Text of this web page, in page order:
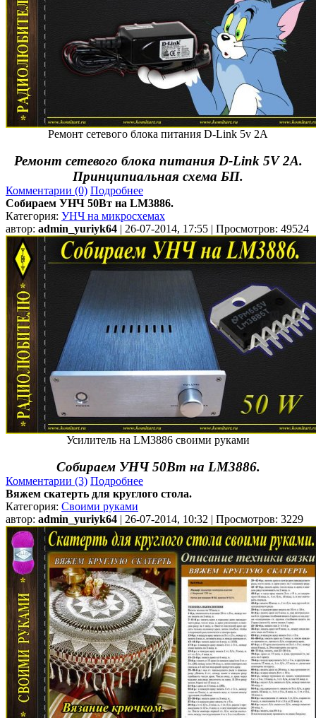
Ремонт сетевого блока питания D-Link 5v 2A
Ремонт сетевого блока питания D-Link 5V 2A.
Принципиальная схема БП.
Комментарии (0) Подробнее
Собираем УНЧ 50Вт на LM3886.
Категория: УНЧ на микросхемах
автор: admin_yuriyk64 | 26-07-2014, 17:55 | Просмотров: 49524
Усилитель на LM3886 своими руками
Собираем УНЧ 50Вт на LM3886.
Комментарии (3) Подробнее
Вяжем скатерть для круглого стола.
Категория: Своими руками
автор: admin_yuriyk64 | 26-07-2014, 10:32 | Просмотров: 3229